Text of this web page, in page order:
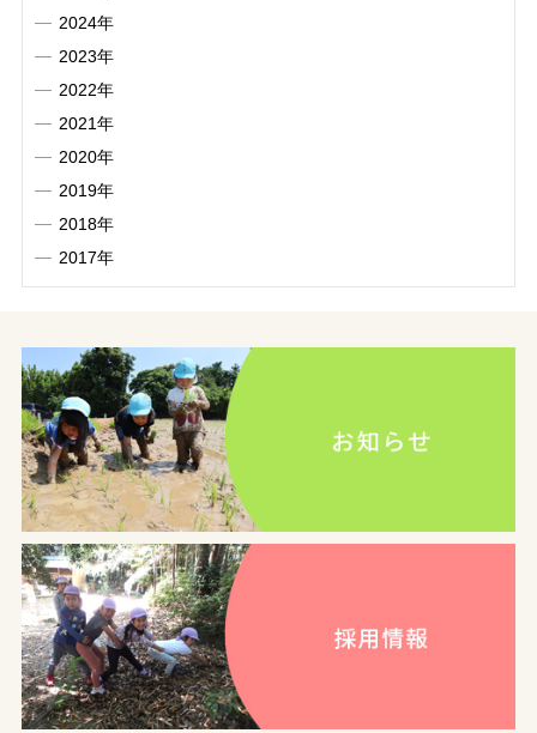
2024年
2023年
2022年
2021年
2020年
2019年
2018年
2017年